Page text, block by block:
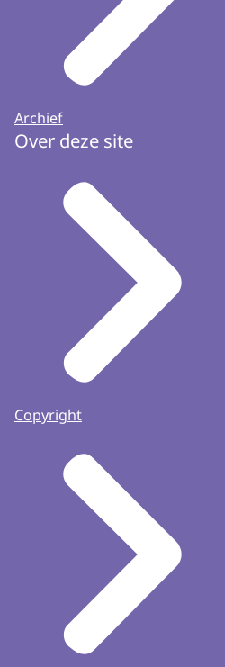
Archief
Over deze site
Copyright